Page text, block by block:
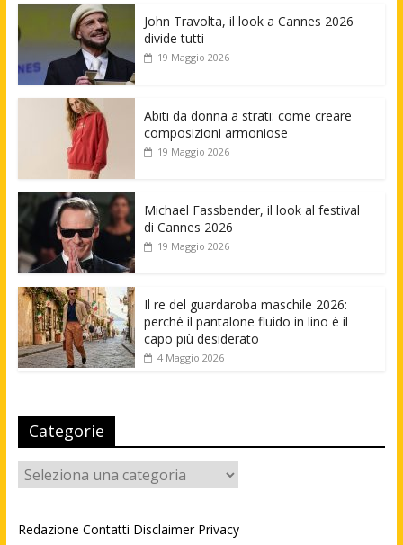
John Travolta, il look a Cannes 2026
divide tutti
19 Maggio 2026
Abiti da donna a strati: come creare
composizioni armoniose
19 Maggio 2026
Michael Fassbender, il look al festival
di Cannes 2026
19 Maggio 2026
Il re del guardaroba maschile 2026:
perché il pantalone fluido in lino è il
capo più desiderato
4 Maggio 2026
Categorie
Categorie
Redazione Contatti Disclaimer Privacy